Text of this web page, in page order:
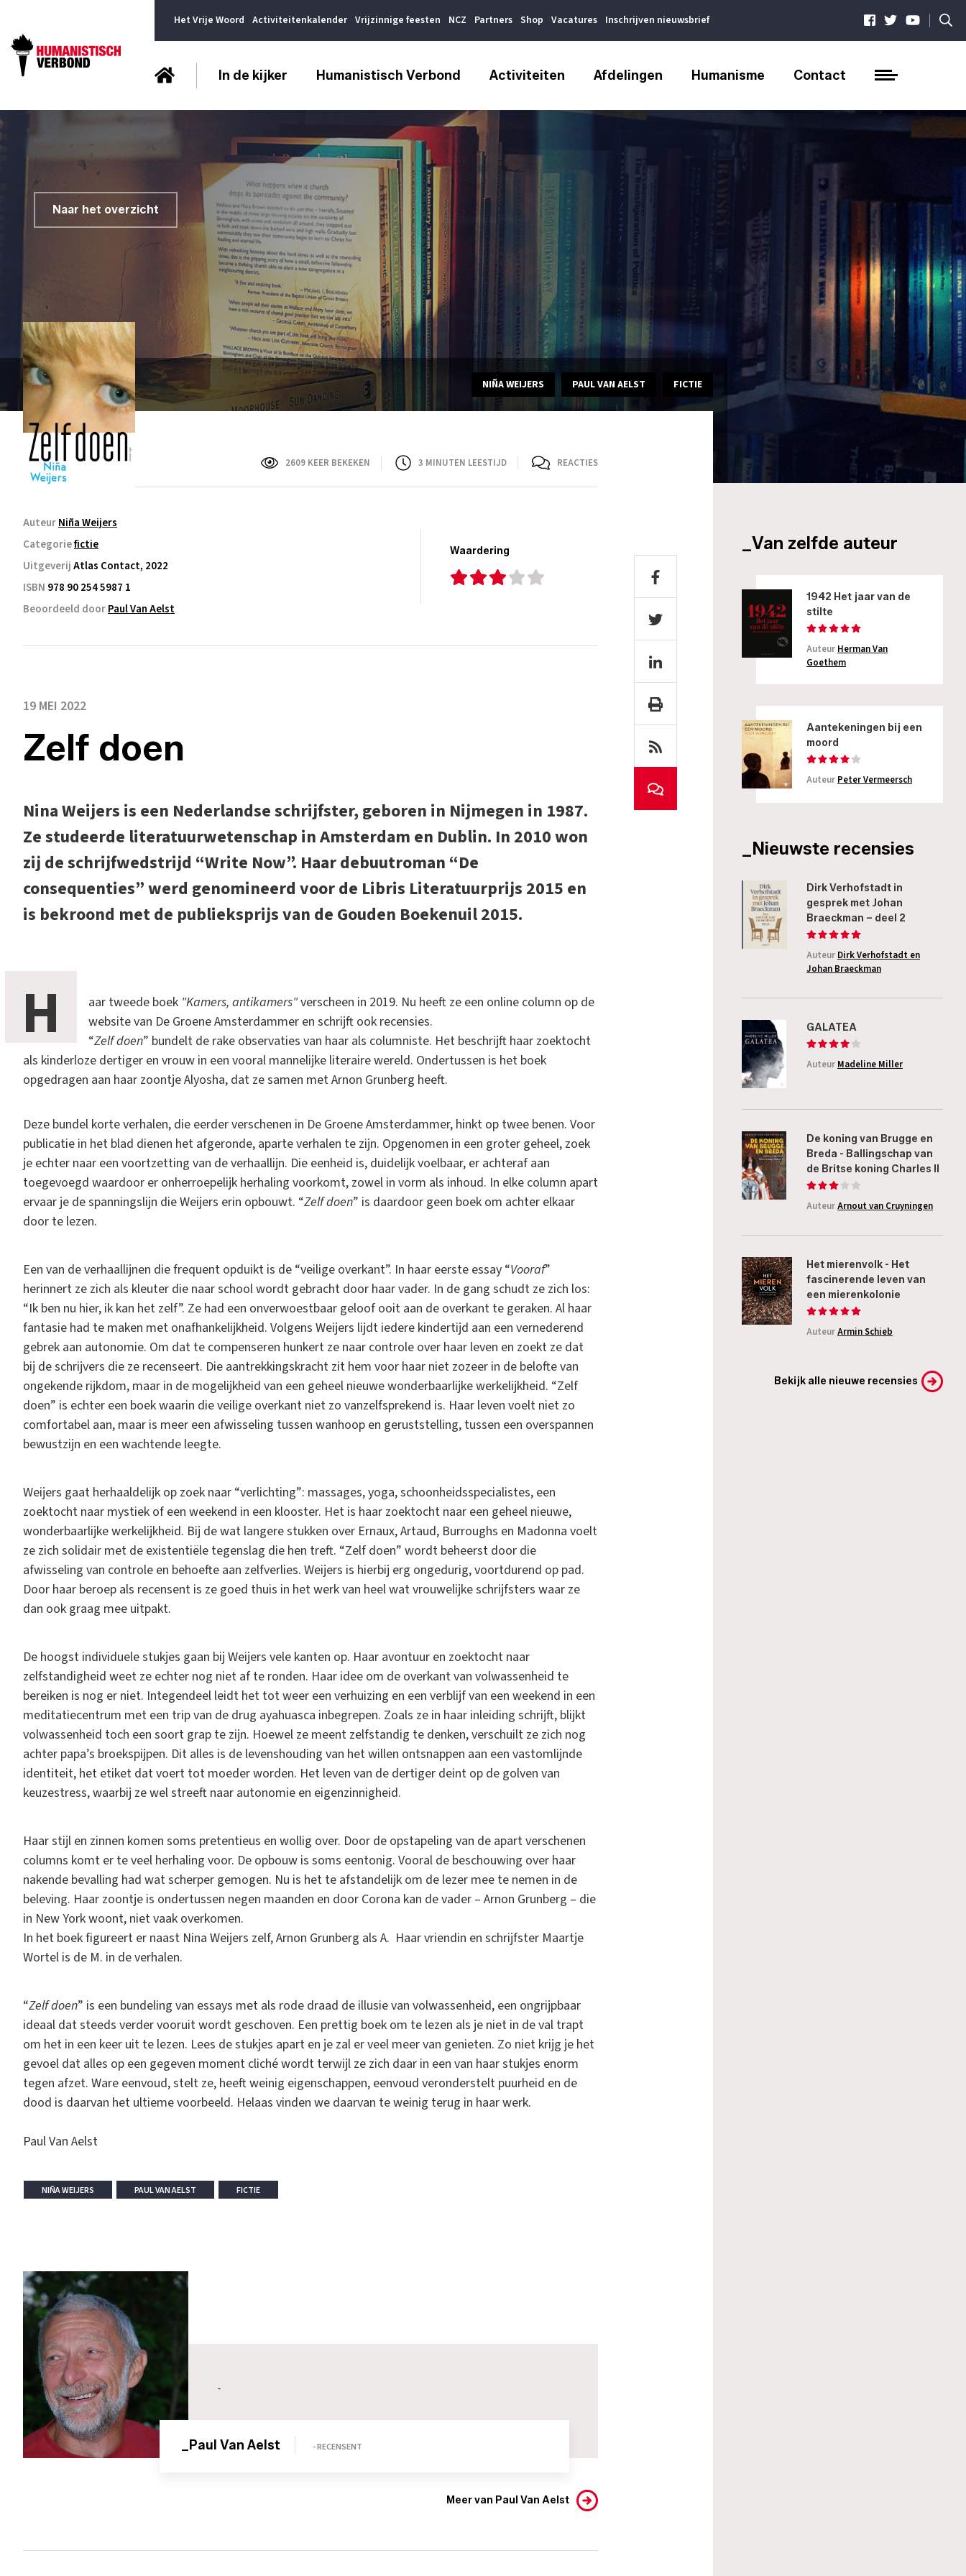
Het Vrije Woord Activiteitenkalender Vrijzinnige feesten NCZ Partners Shop Vacatures Inschrijven nieuwsbrief |
In de kijker Humanistisch Verbond Activiteiten Afdelingen Humanisme Contact
Naar het overzicht
NIÑA WEIJERS PAUL VAN AELST FICTIE
2609 KEER BEKEKEN 3 MINUTEN LEESTIJD REACTIES
AuteurNiña Weijers
Categoriefictie
UitgeverijAtlas Contact, 2022
ISBN 978 90 254 5987 1
Beoordeeld doorPaul Van Aelst
Waardering
19 MEI 2022
Zelf doen
Nina Weijers is een Nederlandse schrijfster, geboren in Nijmegen in 1987.
Ze studeerde literatuurwetenschap in Amsterdam en Dublin. In 2010 won
zij de schrijfwedstrijd “Write Now”. Haar debuutroman “De
consequenties” werd genomineerd voor de Libris Literatuurprijs 2015 en
is bekroond met de publieksprijs van de Gouden Boekenuil 2015.
H aar tweede boek "Kamers, antikamers"verscheen in 2019. Nu heeft ze een online column op de
website van De Groene Amsterdammer en schrijft ook recensies.
“Zelf doen” bundelt de rake observaties van haar als columniste. Het beschrijft haar zoektocht
als kinderloze dertiger en vrouw in een vooral mannelijke literaire wereld. Ondertussen is het boek
opgedragen aan haar zoontje Alyosha, dat ze samen met Arnon Grunberg heeft.
Deze bundel korte verhalen, die eerder verschenen in De Groene Amsterdammer, hinkt op twee benen. Voor
publicatie in het blad dienen het afgeronde, aparte verhalen te zijn. Opgenomen in een groter geheel, zoek
je echter naar een voortzetting van de verhaallijn. Die eenheid is, duidelijk voelbaar, er achteraf aan
toegevoegd waardoor er onherroepelijk herhaling voorkomt, zowel in vorm als inhoud. In elke column apart
ervaar je de spanningslijn die Weijers erin opbouwt. “Zelf doen” is daardoor geen boek om achter elkaar
door te lezen.
Een van de verhaallijnen die frequent opduikt is de “veilige overkant”. In haar eerste essay “Vooraf”
herinnert ze zich als kleuter die naar school wordt gebracht door haar vader. In de gang schudt ze zich los:
“Ik ben nu hier, ik kan het zelf”. Ze had een onverwoestbaar geloof ooit aan de overkant te geraken. Al haar
fantasie had te maken met onafhankelijkheid. Volgens Weijers lijdt iedere kindertijd aan een vernederend
gebrek aan autonomie. Om dat te compenseren hunkert ze naar controle over haar leven en zoekt ze dat
bij de schrijvers die ze recenseert. Die aantrekkingskracht zit hem voor haar niet zozeer in de belofte van
ongekende rijkdom, maar in de mogelijkheid van een geheel nieuwe wonderbaarlijke werkelijkheid. “Zelf
doen” is echter een boek waarin die veilige overkant niet zo vanzelfsprekend is. Haar leven voelt niet zo
comfortabel aan, maar is meer een afwisseling tussen wanhoop en geruststelling, tussen een overspannen
bewustzijn en een wachtende leegte.
Weijers gaat herhaaldelijk op zoek naar “verlichting”: massages, yoga, schoonheidsspecialistes, een
zoektocht naar mystiek of een weekend in een klooster. Het is haar zoektocht naar een geheel nieuwe,
wonderbaarlijke werkelijkheid. Bij de wat langere stukken over Ernaux, Artaud, Burroughs en Madonna voelt
ze zich solidair met de existentiële tegenslag die hen treft. “Zelf doen” wordt beheerst door die
afwisseling van controle en behoefte aan zelfverlies. Weijers is hierbij erg ongedurig, voortdurend op pad.
Door haar beroep als recensent is ze goed thuis in het werk van heel wat vrouwelijke schrijfsters waar ze
dan ook graag mee uitpakt.
De hoogst individuele stukjes gaan bij Weijers vele kanten op. Haar avontuur en zoektocht naar
zelfstandigheid weet ze echter nog niet af te ronden. Haar idee om de overkant van volwassenheid te
bereiken is nog er niet. Integendeel leidt het tot weer een verhuizing en een verblijf van een weekend in een
meditatiecentrum met een trip van de drug ayahuasca inbegrepen. Zoals ze in haar inleiding schrijft, blijkt
volwassenheid toch een soort grap te zijn. Hoewel ze meent zelfstandig te denken, verschuilt ze zich nog
achter papa’s broekspijpen. Dit alles is de levenshouding van het willen ontsnappen aan een vastomlijnde
identiteit, het etiket dat voert tot moeder worden. Het leven van de dertiger deint op de golven van
keuzestress, waarbij ze wel streeft naar autonomie en eigenzinnigheid.
Haar stijl en zinnen komen soms pretentieus en wollig over. Door de opstapeling van de apart verschenen
columns komt er te veel herhaling voor. De opbouw is soms eentonig. Vooral de beschouwing over haar
nakende bevalling had wat scherper gemogen. Nu is het te afstandelijk om de lezer mee te nemen in de
beleving. Haar zoontje is ondertussen negen maanden en door Corona kan de vader – Arnon Grunberg – die
in New York woont, niet vaak overkomen.
In het boek figureert er naast Nina Weijers zelf, Arnon Grunberg als A. Haar vriendin en schrijfster Maartje
Wortel is de M. in de verhalen.
“Zelf doen” is een bundeling van essays met als rode draad de illusie van volwassenheid, een ongrijpbaar
ideaal dat steeds verder vooruit wordt geschoven. Een prettig boek om te lezen als je niet in de val trapt
om het in een keer uit te lezen. Lees de stukjes apart en je zal er veel meer van genieten. Zo niet krijg je het
gevoel dat alles op een gegeven moment cliché wordt terwijl ze zich daar in een van haar stukjes enorm
tegen afzet. Ware eenvoud, stelt ze, heeft weinig eigenschappen, eenvoud veronderstelt puurheid en de
dood is daarvan het ultieme voorbeeld. Helaas vinden we daarvan te weinig terug in haar werk.
Paul Van Aelst
NIÑA WEIJERS PAUL VAN AELST FICTIE
-
_Paul Van Aelst - RECENSENT
Meer van Paul Van Aelst
_Van zelfde auteur
1942 Het jaar van de
stilte
Auteur Herman Van
Goethem
Aantekeningen bij een
moord
Auteur Peter Vermeersch
_Nieuwste recensies
Dirk Verhofstadt in
gesprek met Johan
Braeckman – deel 2
Auteur Dirk Verhofstadt en
Johan Braeckman
GALATEA
Auteur Madeline Miller
De koning van Brugge en
Breda - Ballingschap van
de Britse koning Charles II
AuteurArnout van Cruyningen
Het mierenvolk - Het
fascinerende leven van
een mierenkolonie
AuteurArmin Schieb
Bekijk alle nieuwe recensies